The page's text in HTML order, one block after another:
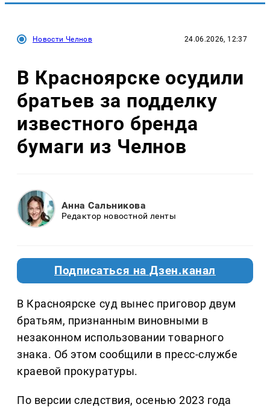
Новости Челнов 24.06.2026, 12:37
В Красноярске осудили
братьев за подделку
известного бренда
бумаги из Челнов
Анна Сальникова
Редактор новостной ленты
Подписаться на Дзен.канал
В Красноярске суд вынес приговор двум
братьям, признанным виновными в
незаконном использовании товарного
знака. Об этом сообщили в пресс-службе
краевой прокуратуры.
По версии следствия, осенью 2023 года